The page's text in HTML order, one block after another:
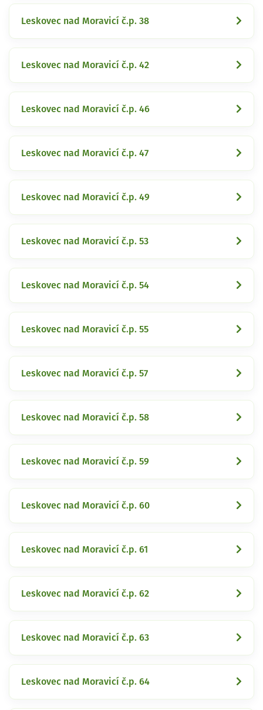
Leskovec nad Moravicí č.p. 38
Leskovec nad Moravicí č.p. 42
Leskovec nad Moravicí č.p. 46
Leskovec nad Moravicí č.p. 47
Leskovec nad Moravicí č.p. 49
Leskovec nad Moravicí č.p. 53
Leskovec nad Moravicí č.p. 54
Leskovec nad Moravicí č.p. 55
Leskovec nad Moravicí č.p. 57
Leskovec nad Moravicí č.p. 58
Leskovec nad Moravicí č.p. 59
Leskovec nad Moravicí č.p. 60
Leskovec nad Moravicí č.p. 61
Leskovec nad Moravicí č.p. 62
Leskovec nad Moravicí č.p. 63
Leskovec nad Moravicí č.p. 64